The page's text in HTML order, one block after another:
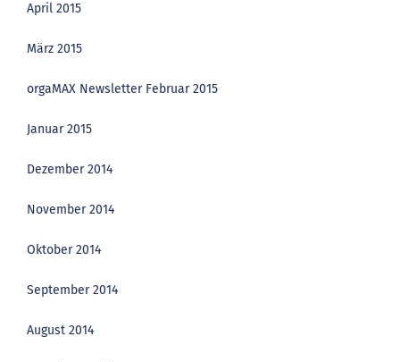
April 2015
März 2015
orgaMAX Newsletter Februar 2015
Januar 2015
Dezember 2014
November 2014
Oktober 2014
September 2014
August 2014